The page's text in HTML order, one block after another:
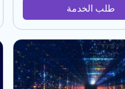
طلب الخدمة